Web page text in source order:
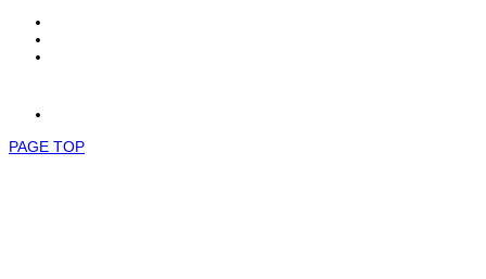
PAGE TOP